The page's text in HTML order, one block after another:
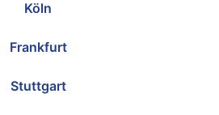
Köln
Frankfurt
Stuttgart